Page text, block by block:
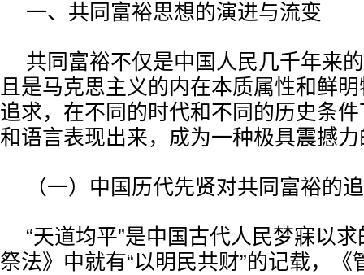
一、共同富裕思想的演进与流变
共同富裕不仅是中国人民几千年来
且是马克思主义的内在本质属性和鲜
追求，在不同的时代和不同的历史条
和语言表现出来，成为一种极具震撼
（一）中国历代先贤对共同富裕的
“天道均平”是中国古代人民梦寐以
祭法》中就有“以明民共财”的记载，《